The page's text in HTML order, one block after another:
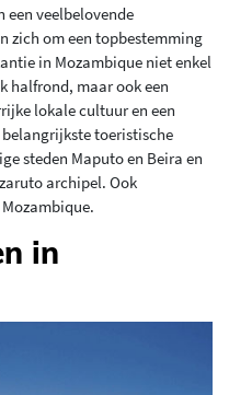
een veelbelovende
zich om een topbestemming
in Mozambique niet enkel
halfrond, maar ook een
lokale cultuur en een
toeristische
steden Maputo en Beira en
archipel. Ook
in